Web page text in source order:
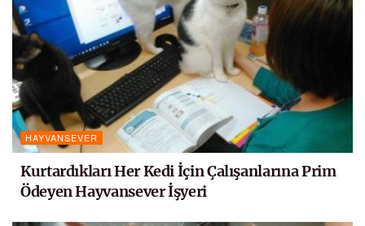
HAYVANSEVER
Kurtardıkları Her Kedi İçin Çalışanlarına Prim
Ödeyen Hayvansever İşyeri